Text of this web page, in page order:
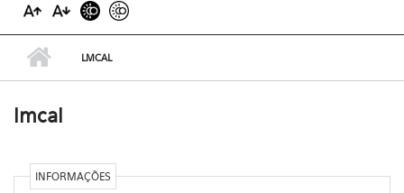
LMCAL
lmcal
INFORMAÇÕES